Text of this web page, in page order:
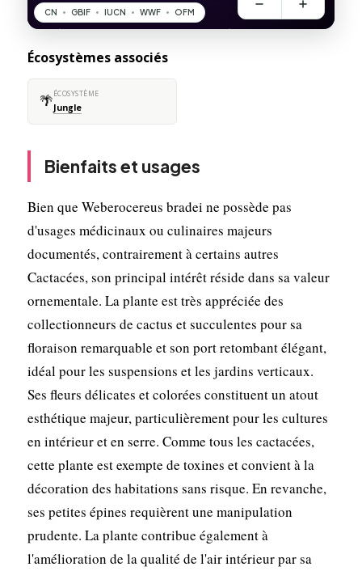
Écosystèmes associés
🌴ÉCOSYSTÈME
Jungle
Bienfaits et usages
Bien que Weberocereus bradei ne possède pas
d'usages médicinaux ou culinaires majeurs
documentés, contrairement à certains autres
Cactacées, son principal intérêt réside dans sa valeur
ornementale. La plante est très appréciée des
collectionneurs de cactus et succulentes pour sa
floraison remarquable et son port retombant élégant,
idéal pour les suspensions et les jardins verticaux.
Ses fleurs délicates et colorées constituent un atout
esthétique majeur, particulièrement pour les cultures
en intérieur et en serre. Comme tous les cactacées,
cette plante est exempte de toxines et convient à la
décoration des habitations sans risque. En revanche,
ses petites épines requièrent une manipulation
prudente. La plante contribue également à
l'amélioration de la qualité de l'air intérieur par sa